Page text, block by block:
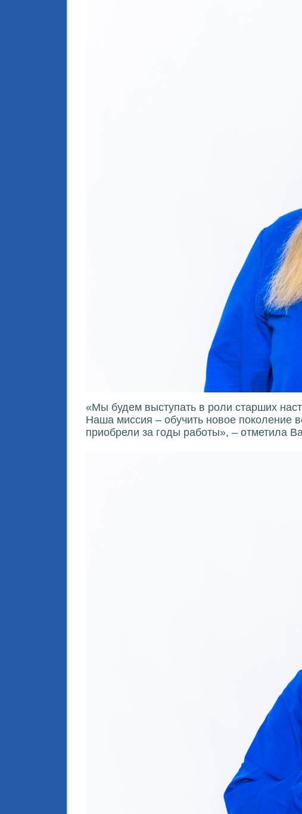
«Мы будем выступать в роли старших
Наша миссия – обучить новое поколение
приобрели за годы работы», – отметила